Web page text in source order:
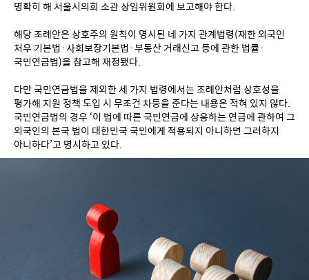
명확히 해 서울시의회 소관 상임위원회에 보고해야 한다.
해당 조례안은 상호주의 원칙이 명시된 네 가지 관계법령(재한 외국인
처우 기본법·사회보장기본법·부동산 거래신고 등에 관한 법률·
국민연금법)을 참고해 재정됐다.
다만 국민연금법을 제외한 세 가지 법령에서는 조례안처럼 상호성을
평가해 지원 정책 도입 시 무조건 차등을 준다는 내용은 적혀 있지 않다.
국민연금법의 경우 ‘이 법에 따른 국민연금에 상응하는 연금에 관하여 그
외국인의 본국 법이 대한민국 국민에게 적용되지 아니하면 그러하지
아니하다’고 명시하고 있다.